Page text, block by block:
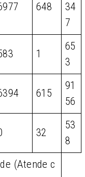
648
34
7
1
65
3
615
91
56
32
53
8
(Atende c